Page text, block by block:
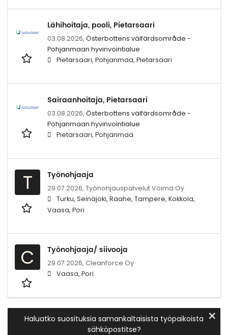
Lähihoitaja, pooli, Pietarsaari
03.08.2026, Österbottens välfärdsområde -
Pohjanmaan hyvinvointialue
Pietarsaari, Pohjanmaa, Pietarsaari
Sairaanhoitaja, Pietarsaari
03.08.2026, Österbottens välfärdsområde -
Pohjanmaan hyvinvointialue
Pietarsaari, Pohjanmaa
T Työnohjaaja
29.07.2026, Työnohjauspalvelut Voima Oy
Turku, Seinäjoki, Raahe, Tampere, Kokkola,
Vaasa, Pori
C Työnohjaaja/ siivooja
29.07.2026, Cleanforce Oy
Vaasa, Pori
Haluatko suosituksia samankaltaisista työpaikoista
sähköpostitse?
✕